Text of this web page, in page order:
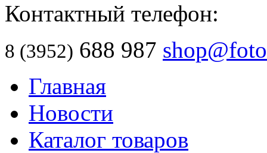
Контактный телефон:
8 (3952) 688 987
Главная
Новости
Каталог товаров